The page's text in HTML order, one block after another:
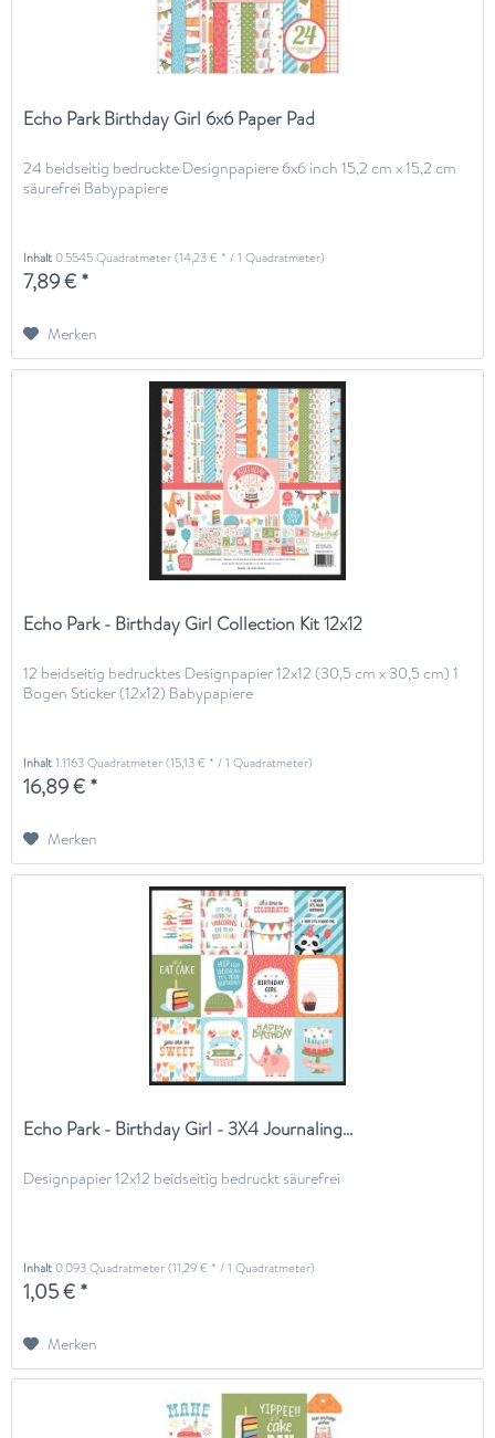
Echo Park Birthday Girl 6x6 Paper Pad
24 beidseitig bedruckte Designpapiere 6x6 inch 15,2 cm x 15,2 cm
säurefrei Babypapiere
Inhalt0.5545 Quadratmeter(14,23 € * / 1 Quadratmeter)
7,89 € *
Merken
Echo Park - Birthday Girl Collection Kit 12x12
12 beidseitig bedrucktes Designpapier 12x12 (30,5 cm x 30,5 cm) 1
Bogen Sticker (12x12) Babypapiere
Inhalt1.1163 Quadratmeter(15,13 € * / 1 Quadratmeter)
16,89 € *
Merken
Echo Park - Birthday Girl - 3X4 Journaling...
Designpapier 12x12 beidseitig bedruckt säurefrei
Inhalt0.093 Quadratmeter(11,29 € * / 1 Quadratmeter)
1,05 € *
Merken